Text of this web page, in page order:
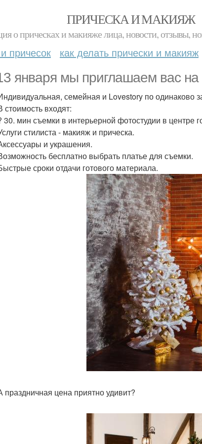
ПРИЧЕСКА И МАКИЯЖ
о прическах и макияже лица, новости, отзывы,
причесок как делать прически и макияж
января мы приглашаем вас
семейная и Lovestory по одинаково
стоимость входят:
30. мин съемки в интерьерной фотостудии в центре
стилиста - макияж и прическа.
и украшения.
бесплатно выбрать платье для съемки.
сроки отдачи готового материала.
праздничная цена приятно удивит?